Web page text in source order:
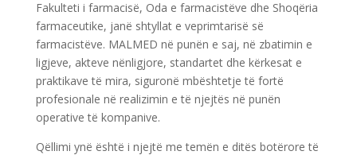
Fakulteti i farmacisë, Oda e farmacistëve dhe Shoqëria
farmaceutike, janë shtyllat e veprimtarisë së
farmacistëve. MALMED në punën e saj, në zbatimin e
ligjeve, akteve nënligjore, standartet dhe kërkesat e
praktikave të mira, siguronë mbështetje të fortë
profesionale në realizimin e të njejtës në punën
operative të kompanive.
Qëllimi ynë është i njejtë me temën e ditës botërore të